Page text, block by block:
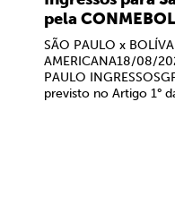
pela
SÃO PAULO x
AMERICANA18/08/
PAULO
previsto no Artigo 1°